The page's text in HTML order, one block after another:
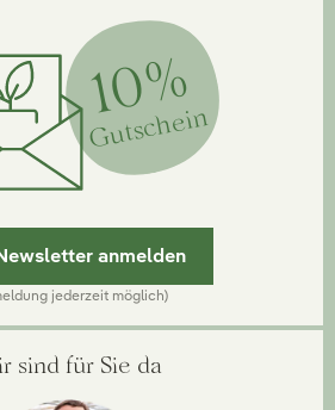
10%
Gutschein
anmelden
jederzeit möglich)
sind für Sie da